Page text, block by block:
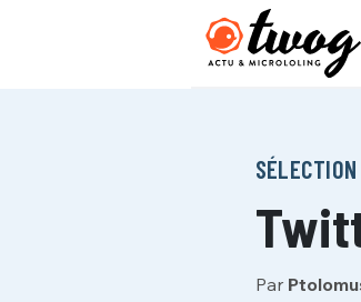
Par